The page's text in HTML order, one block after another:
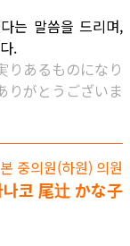
는 말씀을 드리며,
.
りあるものになり
りがとうございま
중의원(하원) 의원
코 尾辻 かな子